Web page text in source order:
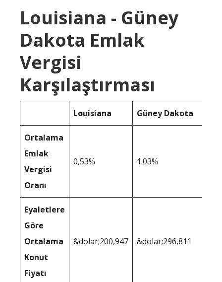
Louisiana - Güney
Dakota Emlak
Vergisi
Karşılaştırması
Louisiana Güney Dakota
Ortalama
Emlak
Vergisi
Oranı
0,53% 1.03%
Eyaletlere
Göre
Ortalama
Konut
Fiyatı
&dolar;200,947 &dolar;296,811